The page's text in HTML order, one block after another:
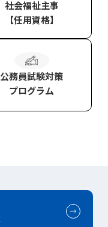
社会福祉主事
【任用資格】
公務員試験対策
プログラム